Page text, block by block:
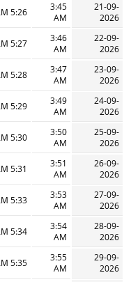
21-09-
2026
3:45
AM
5:26 AM
22-09-
2026
3:46
AM
5:27 AM
23-09-
2026
3:47
AM
5:28 AM
24-09-
2026
3:49
AM
5:29 AM
25-09-
2026
3:50
AM
5:30 AM
26-09-
2026
3:51
AM
5:31 AM
27-09-
2026
3:53
AM
5:33 AM
28-09-
2026
3:54
AM
5:34 AM
29-09-
2026
3:55
AM
5:35 AM